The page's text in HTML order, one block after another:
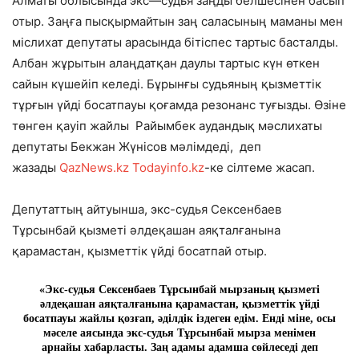
отыр. Заңға пысқырмайтын заң саласының маманы мен
міслихат депутаты арасында бітіспес тартыс басталды.
Албан жұрытын алаңдатқан даулы тартыс күн өткен
сайын күшейіп келеді. Бұрынғы судьяның қызметтік
тұрғын үйді босатпауы қоғамда резонанс туғызды. Өзіне
төнген қауіп жайлы Райымбек аудандық мәслихаты
депутаты Бекжан Жүнісов мәлімдеді, деп
жазады QazNews.kz Todayinfo.kz-ке сілтеме жасап.
Депутаттың айтуынша, экс-судья Сексенбаев
Тұрсынбай қызметі әлдеқашан аяқталғанына
қарамастан, қызметтік үйді босатпай отыр.
«Экс-судья Сексенбаев Тұрсынбай мырзаның қызметі
әлдеқашан аяқталғанына қарамастан, қызметтік үйді
босатпауы жайлы қозғап, әділдік іздеген едім. Енді міне, осы
мәселе аясында экс-судья Тұрсынбай мырза менімен
арнайы хабарласты. Заң адамы адамша сөйлеседі деп